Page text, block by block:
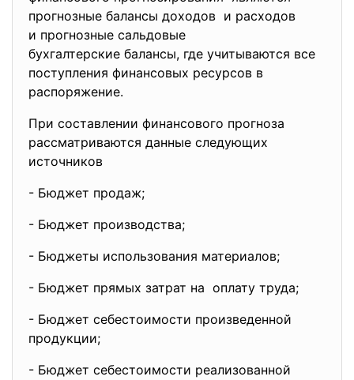
прогнозные балансы доходов и расходов
и прогнозные сальдовые
бухгалтерские балансы, где учитываются все
поступления финансовых ресурсов в
распоряжение.
При составлении финансового прогноза
рассматриваются данные следующих
источников
- Бюджет продаж;
- Бюджет производства;
- Бюджеты использования материалов;
- Бюджет прямых затрат на оплату труда;
- Бюджет себестоимости произведенной
продукции;
- Бюджет себестоимости реализованной